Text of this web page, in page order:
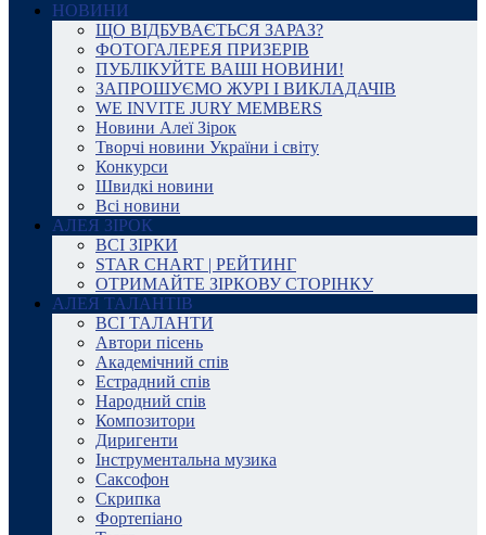
НОВИНИ
ЩО ВІДБУВАЄТЬСЯ ЗАРАЗ?
ФОТОГАЛЕРЕЯ ПРИЗЕРІВ
ПУБЛІКУЙТЕ ВАШІ НОВИНИ!
ЗАПРОШУЄМО ЖУРІ І ВИКЛАДАЧІВ
WE INVITE JURY MEMBERS
Новини Алеї Зірок
Творчі новини України і світу
Конкурси
Швидкі новини
Всі новини
АЛЕЯ ЗІРОК
ВСІ ЗІРКИ
STAR CHART | РЕЙТИНГ
ОТРИМАЙТЕ ЗІРКОВУ СТОРІНКУ
АЛЕЯ ТАЛАНТІВ
ВСІ ТАЛАНТИ
Автори пісень
Академічний спів
Естрадний спів
Народний спів
Композитори
Диригенти
Інструментальна музика
Саксофон
Скрипка
Фортепіано